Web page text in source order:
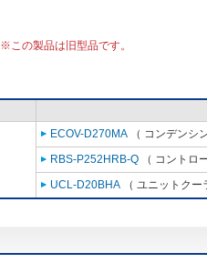
※この製品は旧型品です。
ECOV-D270MA （ コンデンシ
RBS-P252HRB-Q （ コントロ
UCL-D20BHA （ ユニットク